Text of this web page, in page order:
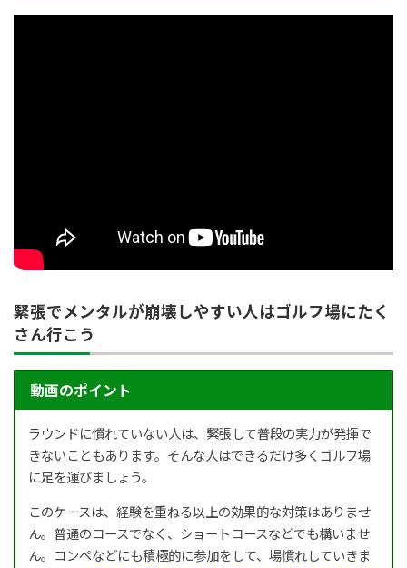
緊張でメンタルが崩壊しやすい人はゴルフ場にたく
さん行こう
動画のポイント
ラウンドに慣れていない人は、緊張して普段の実力が発揮で
きないこともあります。そんな人はできるだけ多くゴルフ場
に足を運びましょう。
このケースは、経験を重ねる以上の効果的な対策はありませ
ん。普通のコースでなく、ショートコースなどでも構いませ
ん。コンペなどにも積極的に参加をして、場慣れしていきま